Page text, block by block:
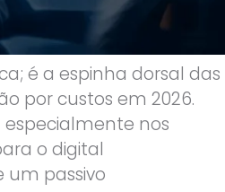
é a espinha dorsal das
por custos em 2026.
nos
o digital
passivo